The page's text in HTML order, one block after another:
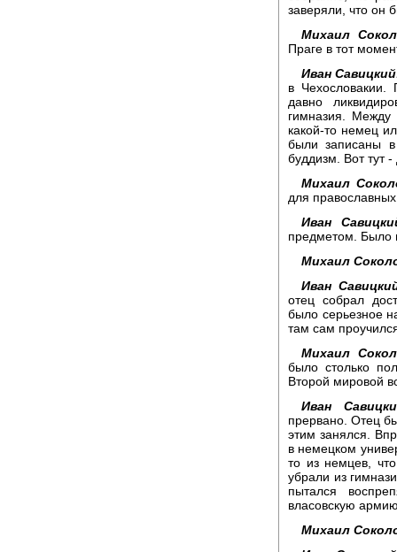
заверяли, что он
Михаил
Праге в тот
Иван
в
давно
гимназия. Между
какой-то немец
были записаны
буддизм. Вот тут
Михаил
для
Иван
предметом. Было
Михаил
Иван
отец собрал
было серьезное
там сам
Михаил
было столько
Второй мировой
Иван
прервано. Отец
этим занялся.
в немецком
то из немцев,
убрали из
пытался
власовскую
Михаил